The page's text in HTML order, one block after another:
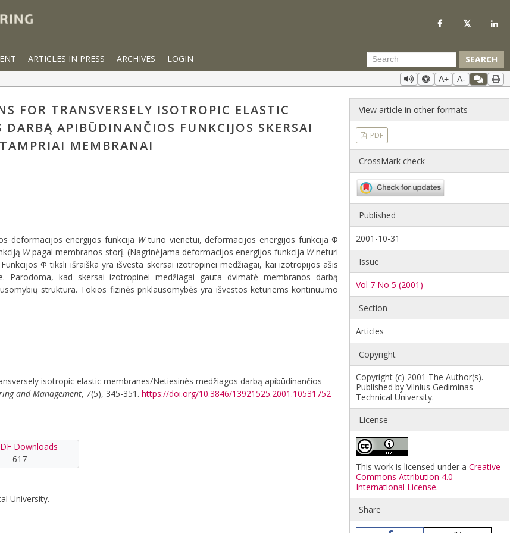
ARTICLES IN PRESS ARCHIVES LOGIN SEARCH
A+ A-
FOR TRANSVERSELY ISOTROPIC ELASTIC
APIBŪDINANČIOS FUNKCIJOS SKERSAI
MEMBRANAI
deformacijos energijos funkcija Wtūrio vienetui, deformacijos energijos funkcija Φ
Wpagal membranos storį. (Nagrinėjama deformacijos energijos funkcija Wneturi
Φ tiksli išraiška yra išvesta skersai izotropinei medžiagai, kai izotropijos ašis
Parodoma, kad skersai izotropinei medžiagai gauta dvimatė membranos darbą
struktūra. Tokios fizinės priklausomybės yra išvestos keturiems kontinuumo
isotropic elastic membranes/Netiesinės medžiagos darbą apibūdinančios
and Management, 7(5), 345-351. https://doi.org/10.3846/13921525.2001.10531752
Downloads
617
University.
View article in other formats
PDF
CrossMark check
Published
2001-10-31
Issue
Vol 7 No 5 (2001)
Section
Articles
Copyright
Copyright (c) 2001 The Author(s).
Published by Vilnius Gediminas
Technical University.
License
This work is licensed under aCreative
Commons Attribution 4.0
International License.
Share